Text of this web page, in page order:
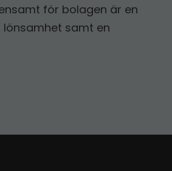
för bolagen är en
samt en